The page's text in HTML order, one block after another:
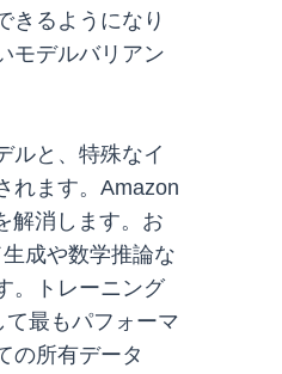
きるようになり
モデルバリアン
ルと、特殊なイ
れます。Amazon
解消します。お
成や数学推論な
。トレーニング
最もパフォーマ
の所有データ